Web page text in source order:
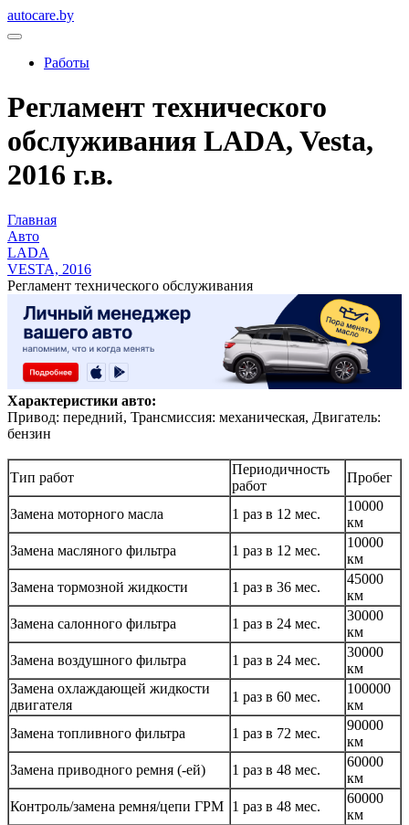
autocare.by
Работы
Регламент технического
обслуживания LADA, Vesta,
2016 г.в.
Главная
Авто
LADA
VESTA, 2016
Регламент технического обслуживания
Характеристики авто:
Привод: передний, Трансмиссия: механическая, Двигатель:
бензин
Тип работ
Периодичность
работ
Пробег
Замена моторного масла 1 раз в 12 мес.
10000
км
Замена масляного фильтра
1 раз в 12 мес.
10000
км
Замена тормозной жидкости
1 раз в 36 мес.
45000
км
Замена салонного фильтра
1 раз в 24 мес.
30000
км
Замена воздушного фильтра
1 раз в 24 мес.
30000
км
Замена охлаждающей жидкости
двигателя
1 раз в 60 мес.
100000
км
Замена топливного фильтра
1 раз в 72 мес.
90000
км
Замена приводного ремня (-ей)
1 раз в 48 мес.
60000
км
Контроль/замена ремня/цепи ГРМ 1 раз в 48 мес.
60000
км